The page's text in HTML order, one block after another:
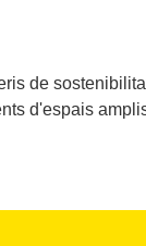
de
d'espais